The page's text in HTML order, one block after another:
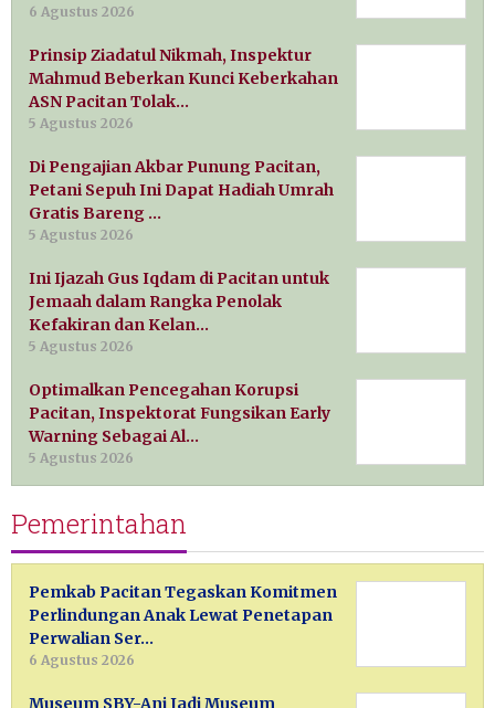
6 Agustus 2026
Prinsip Ziadatul Nikmah, Inspektur
Mahmud Beberkan Kunci Keberkahan
ASN Pacitan Tolak…
5 Agustus 2026
Di Pengajian Akbar Punung Pacitan,
Petani Sepuh Ini Dapat Hadiah Umrah
Gratis Bareng …
5 Agustus 2026
Ini Ijazah Gus Iqdam di Pacitan untuk
Jemaah dalam Rangka Penolak
Kefakiran dan Kelan…
5 Agustus 2026
Optimalkan Pencegahan Korupsi
Pacitan, Inspektorat Fungsikan Early
Warning Sebagai Al…
5 Agustus 2026
Pemerintahan
Pemkab Pacitan Tegaskan Komitmen
Perlindungan Anak Lewat Penetapan
Perwalian Ser…
6 Agustus 2026